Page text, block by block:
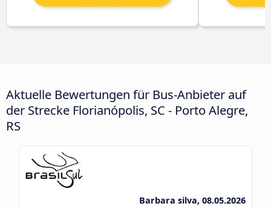
Aktuelle Bewertungen für Bus-Anbieter auf
der Strecke Florianópolis, SC - Porto Alegre,
RS
Barbara silva, 08.05.2026